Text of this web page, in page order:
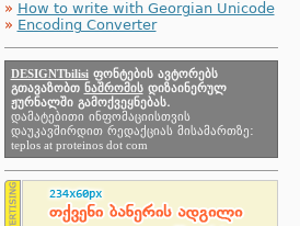
» How to write with Georgian Unicode
» Encoding Converter
DESIGNTbilisiფონტების ავტორებს
გთავაზობთ ნაშრომისდიზაინერულ
ჟურნალში გამოქვეყნებას.
დამატებითი ინფომაციისთვის
დაუკავშირდით რედაქციას მისამართზე:
teplos at proteinos dot com